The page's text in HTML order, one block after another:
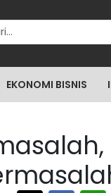
for:
EKONOMI BISNIS